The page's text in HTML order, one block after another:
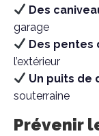
Des
garage
Des pentes
l’extérieur
Un puits de
souterraine
Prévenir